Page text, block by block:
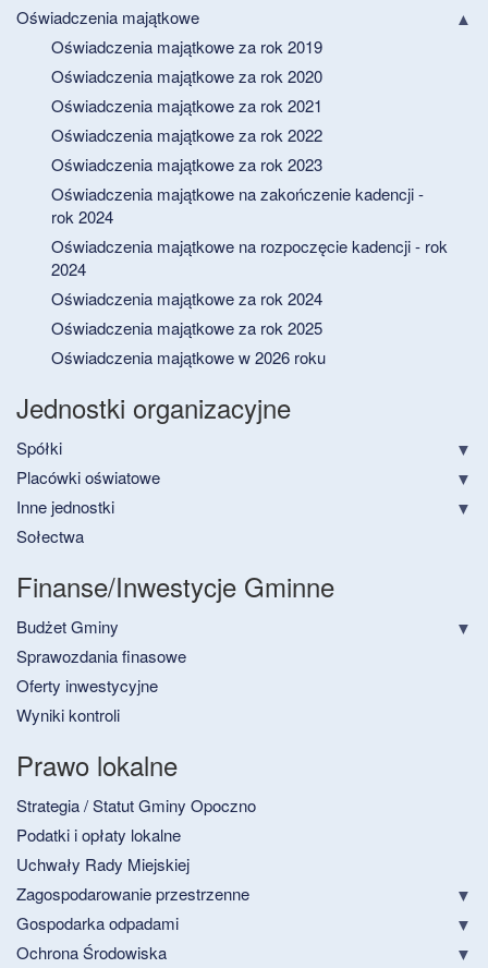
Oświadczenia majątkowe
Oświadczenia majątkowe za rok 2019
Oświadczenia majątkowe za rok 2020
Oświadczenia majątkowe za rok 2021
Oświadczenia majątkowe za rok 2022
Oświadczenia majątkowe za rok 2023
Oświadczenia majątkowe na zakończenie kadencji -
rok 2024
Oświadczenia majątkowe na rozpoczęcie kadencji - rok
2024
Oświadczenia majątkowe za rok 2024
Oświadczenia majątkowe za rok 2025
Oświadczenia majątkowe w 2026 roku
Jednostki organizacyjne
Spółki
Placówki oświatowe
Inne jednostki
Sołectwa
Finanse/Inwestycje Gminne
Budżet Gminy
Sprawozdania finasowe
Oferty inwestycyjne
Wyniki kontroli
Prawo lokalne
Strategia / Statut Gminy Opoczno
Podatki i opłaty lokalne
Uchwały Rady Miejskiej
Zagospodarowanie przestrzenne
Gospodarka odpadami
Ochrona Środowiska